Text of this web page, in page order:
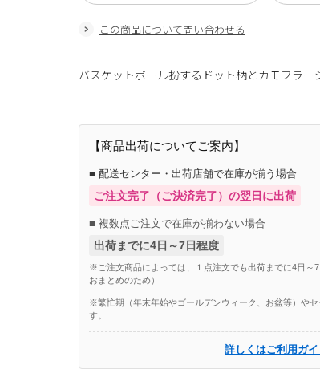
この商品について問い合わせる
バスケットボール扮するドット柄とカモフラー
【商品出荷についてご案内】
■ 配送センター・出荷店舗で在庫が揃う場合
ご注文完了（ご決済完了）の翌日に出荷
■ 複数点ご注文で在庫が揃わない場合
出荷までに4日～7日程度
※ご注文商品によっては、１点注文でも出荷までに4日～
おまとめのため）
※繁忙期（年末年始やゴールデンウィーク、お盆等）や
す。
詳しくはご利用ガ